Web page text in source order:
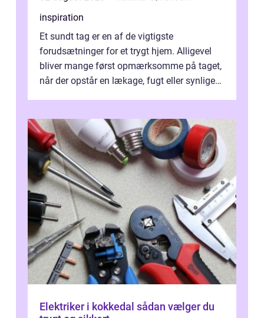
inspiration
Et sundt tag er en af de vigtigste
forudsætninger for et trygt hjem. Alligevel
bliver mange først opmærksomme på taget,
når der opstår en lækage, fugt eller synlige
Elektriker i kokkedal sådan vælger du